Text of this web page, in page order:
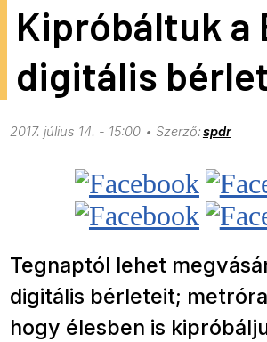
Kipróbáltuk a
digitális
2017. július 14. - 15:00 spdr
Tegnaptól lehet
digitális bérleteit;
hogy élesben is